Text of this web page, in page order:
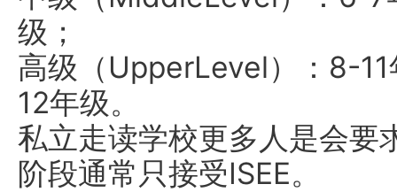
级；
高级（UpperLevel）：8-
12年级。
私立走读学校更多人是会要
阶段通常只接受ISEE。